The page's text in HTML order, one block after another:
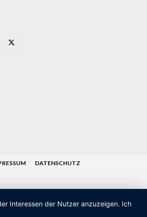
DATENSCHUTZ
Interessen der Nutzer anzuzeigen. Ich